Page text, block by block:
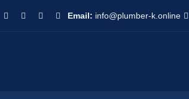
Email: info@plumber-k.online